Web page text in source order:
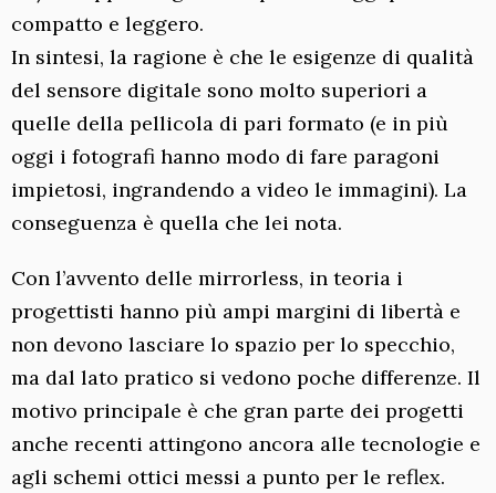
compatto e leggero.
In sintesi, la ragione è che le esigenze di qualità
del sensore digitale sono molto superiori a
quelle della pellicola di pari formato (e in più
oggi i fotografi hanno modo di fare paragoni
impietosi, ingrandendo a video le immagini). La
conseguenza è quella che lei nota.
Con l’avvento delle mirrorless, in teoria i
progettisti hanno più ampi margini di libertà e
non devono lasciare lo spazio per lo specchio,
ma dal lato pratico si vedono poche differenze. Il
motivo principale è che gran parte dei progetti
anche recenti attingono ancora alle tecnologie e
agli schemi ottici messi a punto per le reflex.